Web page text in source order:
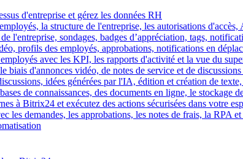
d'entreprise et gérez les données RH
la structure de l'entreprise, les autorisations
l'entreprise, sondages, badges d’appréciation, tags,
profils des employés, approbations, notifications en
avec les KPI, les rapports d'activité et la vue du
biais d'annonces vidéo, de notes de service et de
idées générées par l'IA, édition et création de
de connaissances, des documents en ligne, le stockage
à Bitrix24 et exécutez des actions sécurisées dans votre
les demandes, les approbations, les notes de frais, la RPA